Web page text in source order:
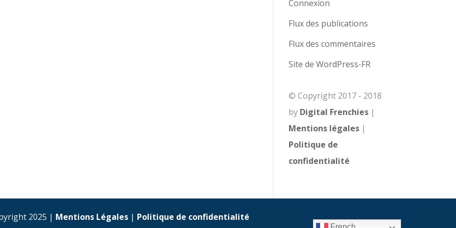
Connexion
Flux des publications
Flux des commentaires
Site de WordPress-FR
© Copyright 2017 - 2018
by Digital Frenchies |
Mentions légales |
Politique de
confidentialité
2025 | Mentions Légales| Politique de confidentialité